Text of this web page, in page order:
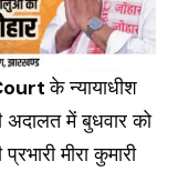
के न्यायाधीश
अदालत में बुधवार को
मीरा कुमारी